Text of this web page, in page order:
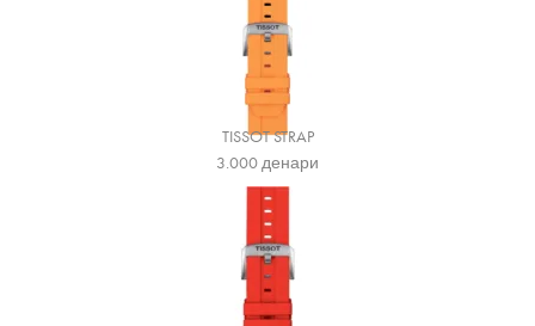
TISSOT STRAP
3.000денари